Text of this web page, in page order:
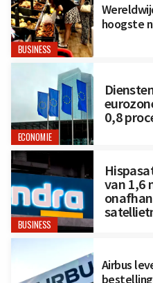
BUSINESS
hoogste
ECONOMIE
0,8
BUSINESS
van 1,6
Airbus